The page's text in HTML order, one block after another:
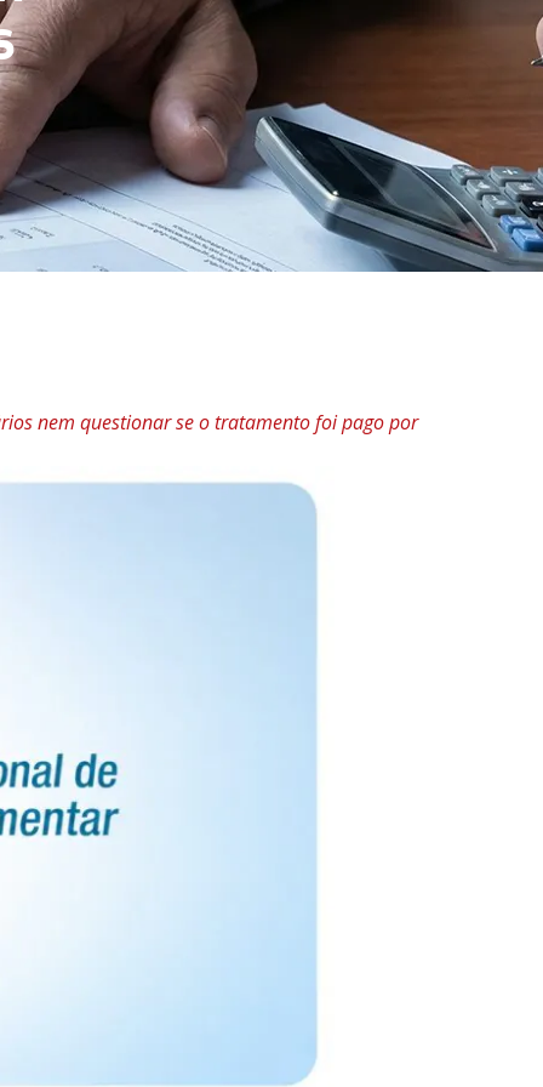
nem questionar se o tratamento foi pago por